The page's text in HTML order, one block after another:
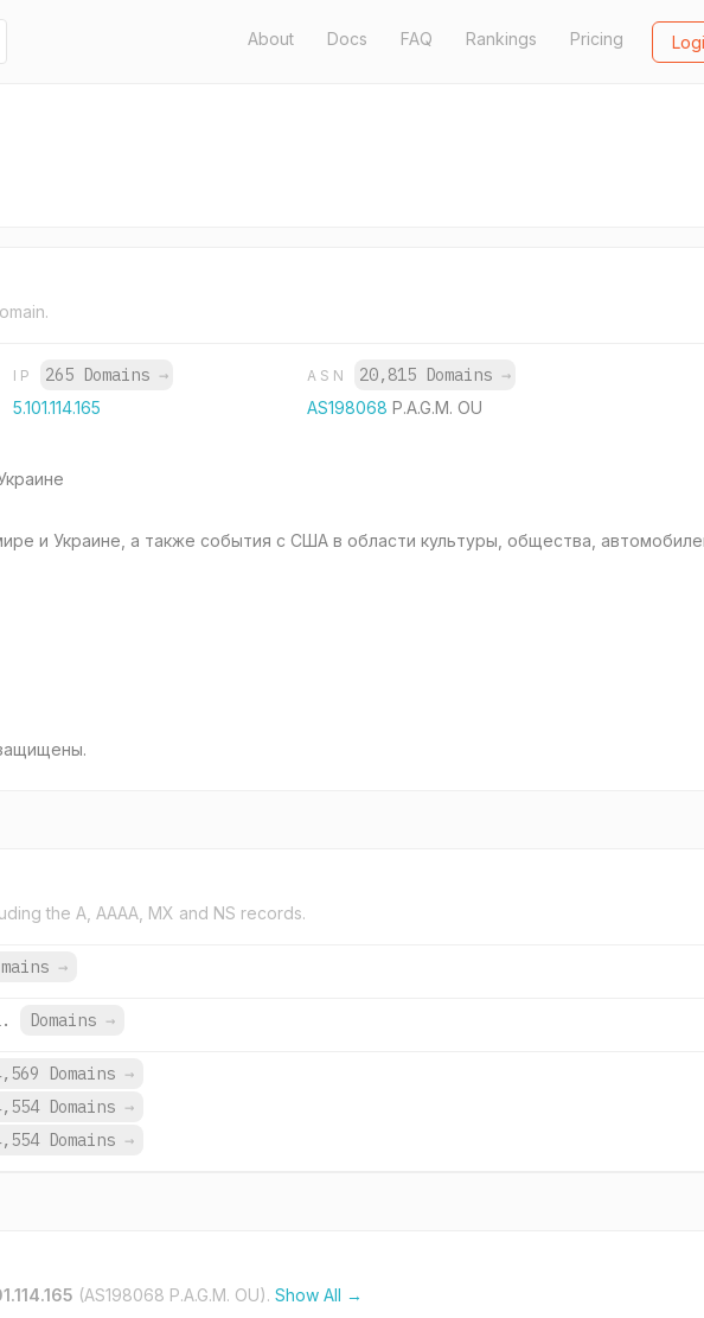
About Docs FAQ Rankings Pricing
IP 265 Domains →
5.101.114.165
ASN 20,815 Domains →
AS198068 P.A.G.M. OU
и Украине, а также события с США в области культуры, общества,
the A, AAAA, MX and NS records.
→
Domains →
Domains →
Domains →
Domains →
(AS198068 P.A.G.M. OU). Show All →